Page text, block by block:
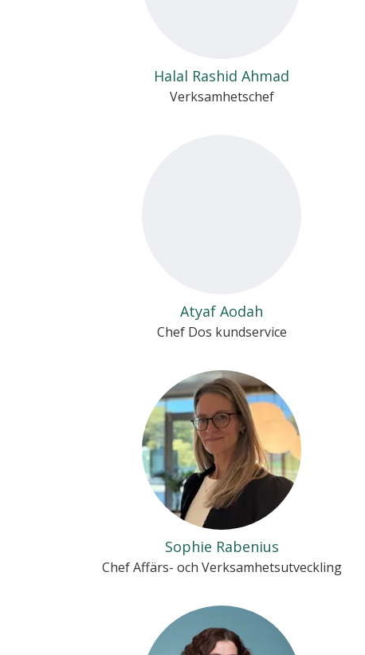
Halal Rashid Ahmad
Verksamhetschef
Atyaf Aodah
Chef Dos kundservice
Sophie Rabenius
Chef Affärs- och Verksamhetsutveckling